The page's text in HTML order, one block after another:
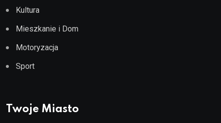
Kultura
Mieszkanie i Dom
Motoryzacja
Sport
Twoje Miasto